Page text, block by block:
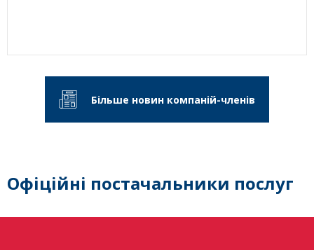
Більше новин компаній-членів
Офіційні постачальники послуг